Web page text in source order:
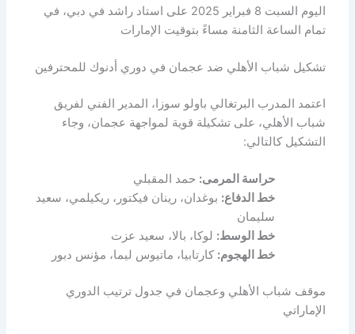
اليوم السبت 8 فبراير 2025 على استاد راشد في دبي، في
تمام الساعة الثامنة مساءً بتوقيت الإمارات
تشكيل شباب الأهلي ضد عجمان في دوري أدنوك للمحترفين
اعتمد المدرب البرتغالي باولو سوزا، المدير الفني لفريق
شباب الأهلي، على تشكيلة قوية لمواجهة عجمان، وجاء
التشكيل كالتالي:
حراسة المرمى: حمد المقبلي
خط الدفاع: بوغدان، رينان فيكتور، ريكيلمي، سعيد
سليمان
خط الوسط: لوكا، بالا، سعيد عزت
خط الهجوم: كارتابيا، ماتيوس ليما، مؤنس دبور
موقف شباب الأهلي وعجمان في جدول ترتيب الدوري
الإماراتي